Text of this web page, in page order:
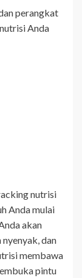
perangkat
Anda
nutrisi
Anda mulai
akan
dan
membawa
pintu